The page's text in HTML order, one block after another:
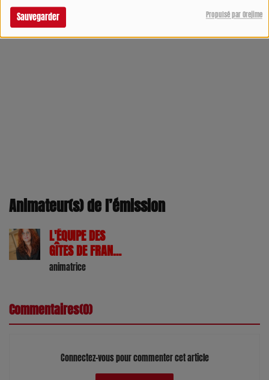
Sauvegarder Propulsé par Orejime
Animateur(s) de l’émission
L'ÉQUIPE DES
GÎTES DE FRANCE
47
animatrice
Commentaires(0)
Connectez-vous pour commenter cet article